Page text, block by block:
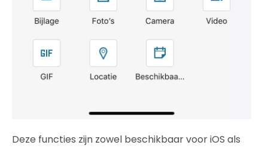
Deze functies zijn zowel beschikbaar voor iOS als